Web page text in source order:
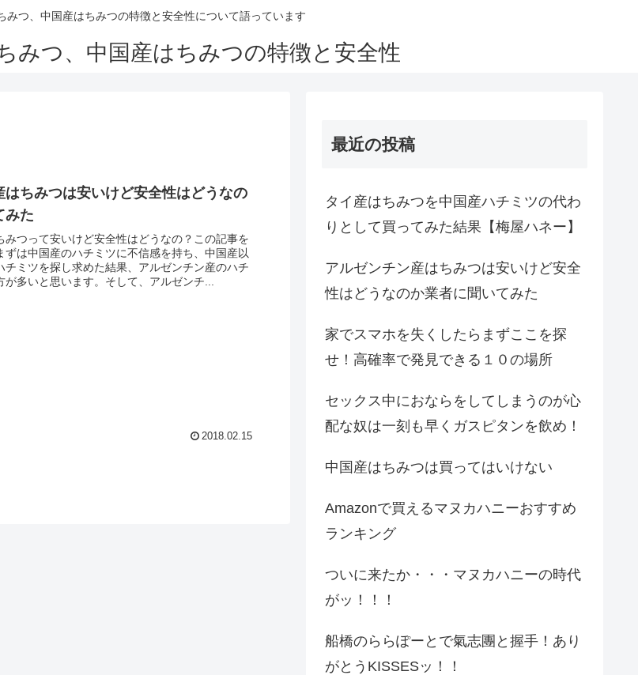
みつ、中国産はちみつの特徴と安全性について語っています
みつ、中国産はちみつの特徴と安全性
はちみつは安いけど安全性はどうなの
みた
みつって安いけど安全性はどうなの？この記事を
ずは中国産のハチミツに不信感を持ち、中国産以
チミツを探し求めた結果、アルゼンチン産のハチ
が多いと思います。そして、アルゼンチ...
2018.02.15
最近の投稿
タイ産はちみつを中国産ハチミツの代わ
りとして買ってみた結果【梅屋ハネー】
アルゼンチン産はちみつは安いけど安全
性はどうなのか業者に聞いてみた
家でスマホを失くしたらまずここを探
せ！高確率で発見できる１０の場所
セックス中におならをしてしまうのが心
配な奴は一刻も早くガスピタンを飲め！
中国産はちみつは買ってはいけない
Amazonで買えるマヌカハニーおすすめ
ランキング
ついに来たか・・・マヌカハニーの時代
がッ！！！
船橋のららぽーとで氣志團と握手！あり
がとうKISSESッ！！